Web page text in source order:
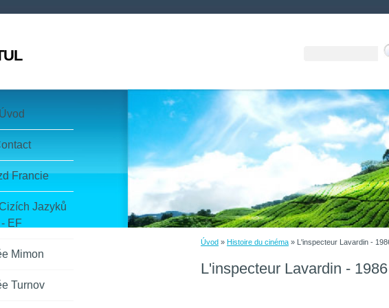
Úvod » Histoire du cinéma » L'inspecteur Lavardin -
L'inspecteur Lavardin - 1986
Úvod
Francie
Jazyků
- EF
Mimon
Turnov